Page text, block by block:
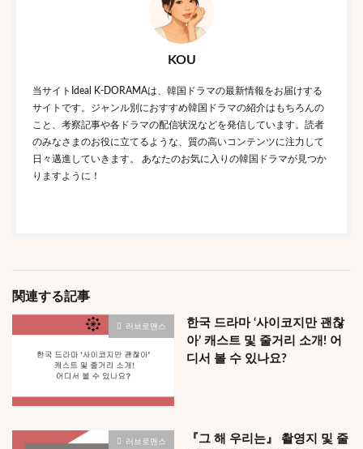
KOU
当サイトIdeal K-DORAMAは、韓国ドラマの最新情報をお届けする
サイトです。ジャンル別におすすめ韓国ドラマの紹介はもちろんの
こと、考察記事や各ドラマの配信状況などを発信しています。読者
のみなさまのお役に立てるような、質の高いコンテンツに注力して
日々邁進していきます。 あなたのお気に入りの韓国ドラマが見つか
りますように！
関連する記事
러브로맨스
한국 드라마 ‘사이코지만 괜찮
아’ 캐스트 및 줄거리 소개! 어
디서 볼 수 있나요?
러브로맨스
『그 해 우리는』 촬영지 및 줄